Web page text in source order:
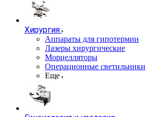
Хирургия
Аппараты для гипотермии
Лазеры хирургические
Морцелляторы
Операционные светильники
Еще